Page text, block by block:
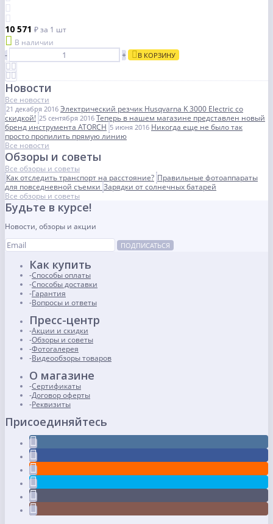
10 571 ₽за 1 шт
В наличии
-
+ В КОРЗИНУ
Новости
Все новости
21 декабря 2016 Электрический резчик Husqvarna K 3000 Electric со
скидкой! 25 сентября 2016 Теперь в нашем магазине представлен новый
бренд инструмента ATORCH 5 июня 2016 Никогда еще не было так
просто пропилить прямую линию
Все новости
Обзоры и советы
Все обзоры и советы
Как отследить транспорт на расстояние? Правильные фотоаппараты
для повседневной съемки Зарядки от солнечных батарей
Все обзоры и советы
Будьте в курсе!
Новости, обзоры и акции
ПОДПИСАТЬСЯ
Как купить
Способы оплаты
Способы доставки
Гарантия
Вопросы и ответы
Пресс-центр
Акции и скидки
Обзоры и советы
Фотогалерея
Видеообзоры товаров
О магазине
Сертификаты
Договор оферты
Реквизиты
Присоединяйтесь